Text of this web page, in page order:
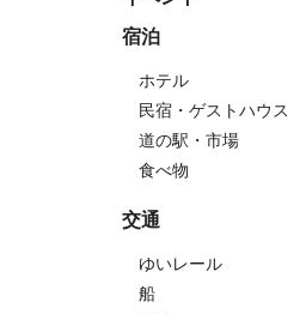
宿泊
ホテル
民宿・ゲストハウス
道の駅・市場
食べ物
交通
ゆいレール
船